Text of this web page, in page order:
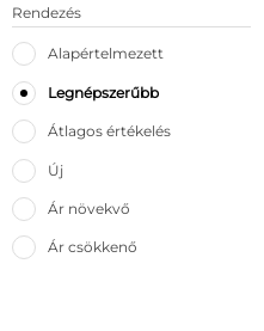
Rendezés
Alapértelmezett
Legnépszerűbb
Átlagos értékelés
Új
Ár növekvő
Ár csökkenő